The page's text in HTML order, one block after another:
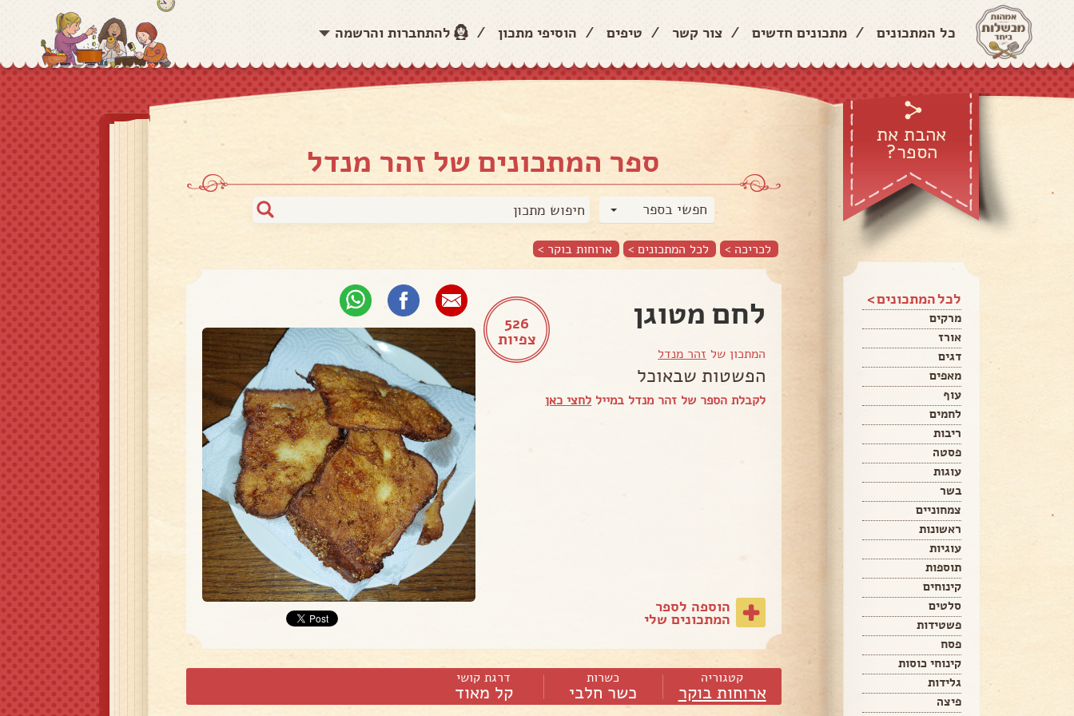
כל המתכונים / מתכונים חדשים / צור קשר / טיפים / הוסיפי מתכון / להתחברות והרשמה
אהבת את
הספר?
לכל המתכונים >
מרקים
אורז
דגים
מאפים
עוף
לחמים
ריבות
פסטה
עוגות
בשר
צמחוניים
ראשונות
עוגיות
תוספות
קינוחים
סלטים
פשטידות
פסח
קינוחי כוסות
גלידות
פיצה
ספר המתכונים של זהר מנדל
חפשי בספר
לכריכה > לכל המתכונים > ארוחות בוקר >
526
צפיות
לחם מטוגן
המתכון של זהר מנדל
הפשטות שבאוכל
לקבלת הספר של זהר מנדל במייל לחצי כאן
הוספה לספר
המתכונים שלי
קטגוריה
ארוחות בוקר
כשרות
כשר חלבי
דרגת קושי
קל מאוד